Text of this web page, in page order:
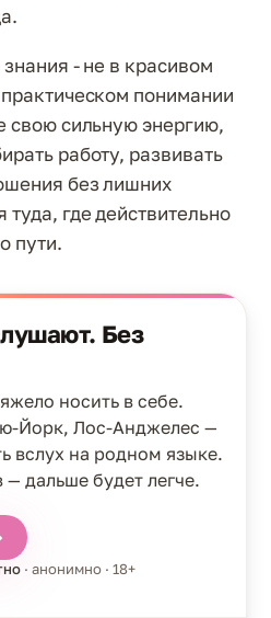
знания - не в красивом
понимании
свою сильную энергию,
работу, развивать
без лишних
где действительно
пути.
Без
носить в себе.
Йорк, Лос-Анджелес —
вслух на родном языке.
дальше будет легче.
· анонимно · 18+